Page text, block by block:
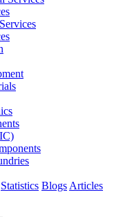
Statistics Blogs Articles